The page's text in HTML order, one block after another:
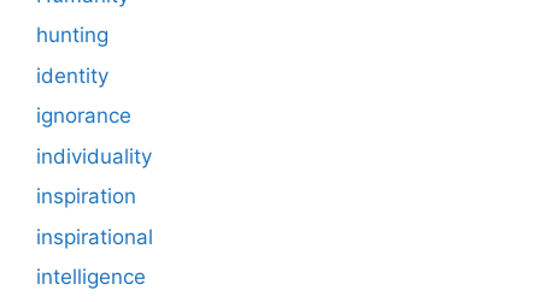
hunting
identity
ignorance
individuality
inspiration
inspirational
intelligence